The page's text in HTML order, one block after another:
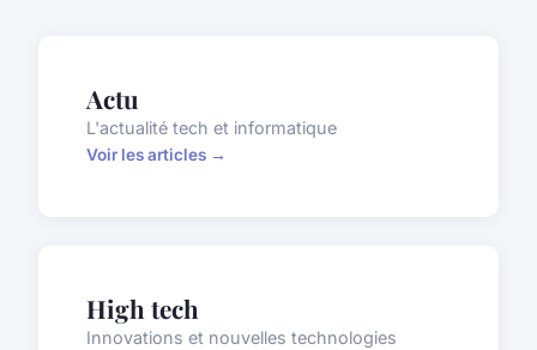
Actu
L'actualité tech et informatique
Voir les articles →
High tech
Innovations et nouvelles technologies